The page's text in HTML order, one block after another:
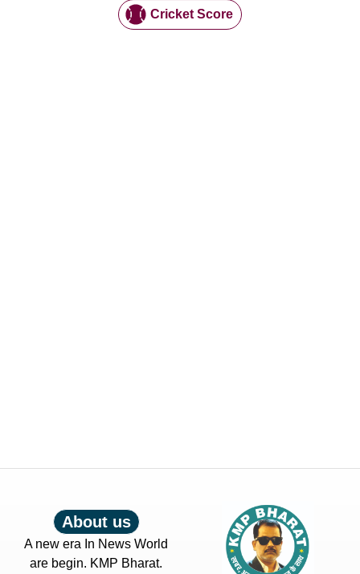
Cricket Score
About us
A new era In News World
are begin. KMP Bharat.